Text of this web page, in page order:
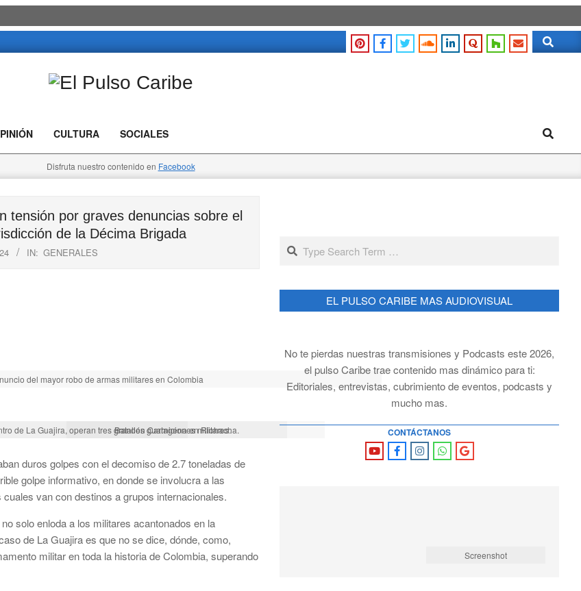
Search
Caribe
CULTURA SOCIALES Search
Disfruta nuestro contenido en Facebook
tensión por graves denuncias sobre el
de la Décima Brigada
IN: GENERALES
del mayor robo de armas militares en Colombia
de La Guajira, operan tres grandes guarniciones militares.
Batallón Cartagena en Riohacha.
duros golpes con el decomiso de 2.7 toneladas de
golpe informativo, en donde se involucra a las
van con destinos a grupos internacionales.
solo enloda a los militares acantonados en la
de La Guajira es que no se dice, dónde, como,
militar en toda la historia de Colombia, superando
Search
EL PULSO CARIBE MAS AUDIOVISUAL
No te pierdas nuestras transmisiones y Podcasts este 2026,
el pulso Caribe trae contenido mas dinámico para ti:
Editoriales, entrevistas, cubrimiento de eventos, podcasts y
mucho mas.
CONTÁCTANOS
Screenshot